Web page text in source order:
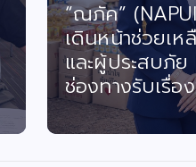
“ณภัค”
เดินหน้าช่วยเห
และผู้ประสบภั
ช่องทางรับเรื่อ